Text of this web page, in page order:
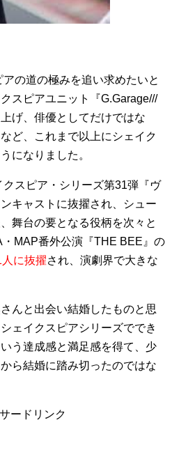
の道の極みを追い求めたいと
スピアユニット『G.Garage///
げ、俳優としてだけではな
ど、これまで以上にシェイク
になりました。
スピア・シリーズ第31弾『ヴ
キャストに抜擢され、シュー
舞台の要となる役柄を次々と
MAP番外公演『THE BEE』の
に抜擢され、演劇界で大きな
んと出会い結婚したものと思
ェイクスピアシリーズででき
う達成感と満足感を得て、少
ら結婚に踏み切ったのではな
ードリンク